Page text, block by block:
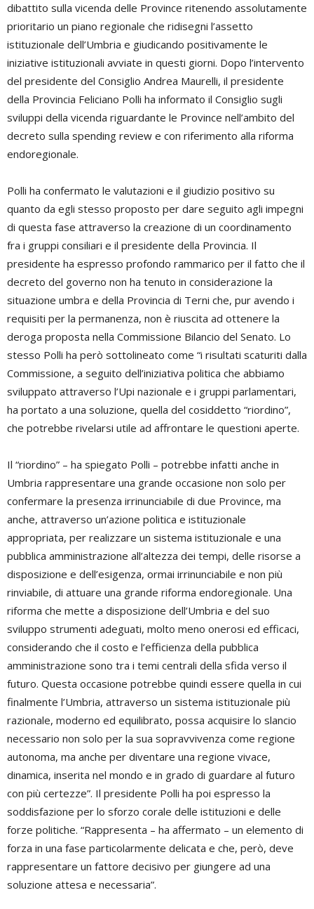
dibattito sulla vicenda delle Province ritenendo assolutamente
prioritario un piano regionale che ridisegni l’assetto
istituzionale dell’Umbria e giudicando positivamente le
iniziative istituzionali avviate in questi giorni. Dopo l’intervento
del presidente del Consiglio Andrea Maurelli, il presidente
della Provincia Feliciano Polli ha informato il Consiglio sugli
sviluppi della vicenda riguardante le Province nell’ambito del
decreto sulla spending review e con riferimento alla riforma
endoregionale.
Polli ha confermato le valutazioni e il giudizio positivo su
quanto da egli stesso proposto per dare seguito agli impegni
di questa fase attraverso la creazione di un coordinamento
fra i gruppi consiliari e il presidente della Provincia. Il
presidente ha espresso profondo rammarico per il fatto che il
decreto del governo non ha tenuto in considerazione la
situazione umbra e della Provincia di Terni che, pur avendo i
requisiti per la permanenza, non è riuscita ad ottenere la
deroga proposta nella Commissione Bilancio del Senato. Lo
stesso Polli ha però sottolineato come “i risultati scaturiti dalla
Commissione, a seguito dell’iniziativa politica che abbiamo
sviluppato attraverso l’Upi nazionale e i gruppi parlamentari,
ha portato a una soluzione, quella del cosiddetto “riordino”,
che potrebbe rivelarsi utile ad affrontare le questioni aperte.
Il “riordino” – ha spiegato Polli – potrebbe infatti anche in
Umbria rappresentare una grande occasione non solo per
confermare la presenza irrinunciabile di due Province, ma
anche, attraverso un’azione politica e istituzionale
appropriata, per realizzare un sistema istituzionale e una
pubblica amministrazione all’altezza dei tempi, delle risorse a
disposizione e dell’esigenza, ormai irrinunciabile e non più
rinviabile, di attuare una grande riforma endoregionale. Una
riforma che mette a disposizione dell’Umbria e del suo
sviluppo strumenti adeguati, molto meno onerosi ed efficaci,
considerando che il costo e l’efficienza della pubblica
amministrazione sono tra i temi centrali della sfida verso il
futuro. Questa occasione potrebbe quindi essere quella in cui
finalmente l’Umbria, attraverso un sistema istituzionale più
razionale, moderno ed equilibrato, possa acquisire lo slancio
necessario non solo per la sua sopravvivenza come regione
autonoma, ma anche per diventare una regione vivace,
dinamica, inserita nel mondo e in grado di guardare al futuro
con più certezze”. Il presidente Polli ha poi espresso la
soddisfazione per lo sforzo corale delle istituzioni e delle
forze politiche. “Rappresenta – ha affermato – un elemento di
forza in una fase particolarmente delicata e che, però, deve
rappresentare un fattore decisivo per giungere ad una
soluzione attesa e necessaria”.